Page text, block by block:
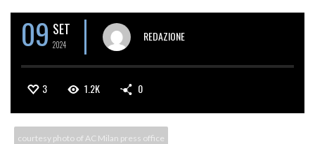
09 SET
2024
REDAZIONE
3 1.2K 0
courtesy photo of AC Milan press office